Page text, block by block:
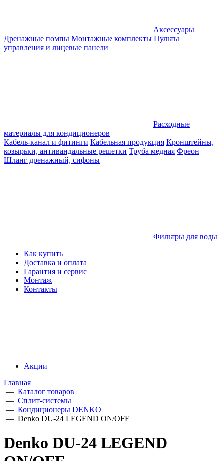
Аксессуары
Дренажные помпы Монтажные комплекты Пульты
управления и лицевые панели
Расходные
материалы для кондиционеров
Кабель-канал и фитинги Кабельная продукция Кронштейны,
козырьки, антивандальные решетки Труба медная Фреон
Шланг дренажный, сифоны
Фильтры для воды
Как купить
Доставка и оплата
Гарантия и сервис
Монтаж
Контакты
Акции
Главная
— Каталог товаров
— Сплит-системы
— Кондиционеры DENKO
— Denko DU-24 LEGEND ON/OFF
Denko DU-24 LEGEND